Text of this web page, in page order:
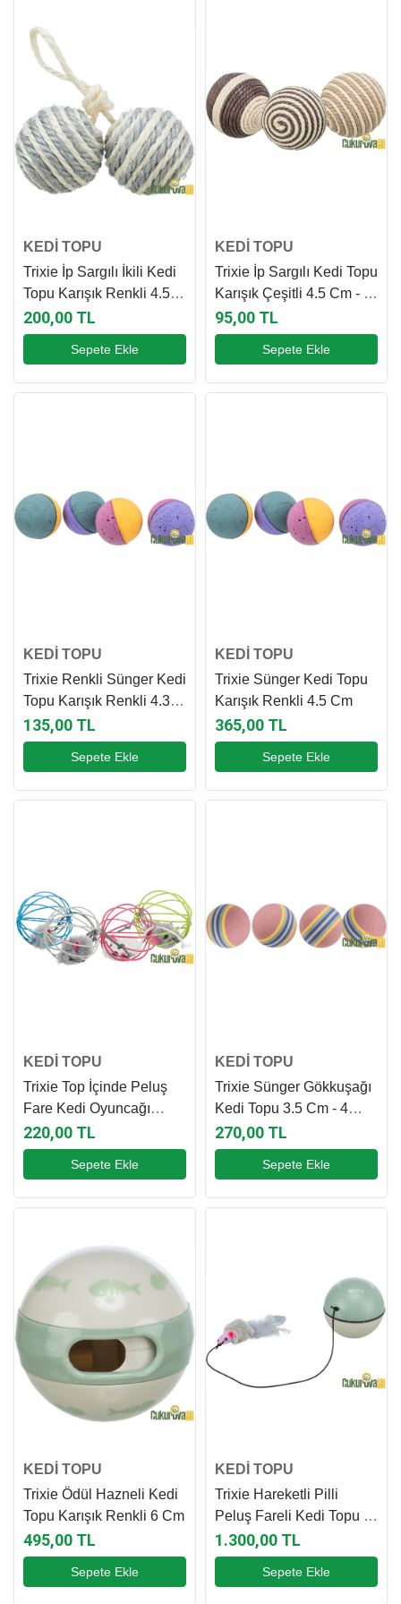
KEDİ TOPU
Trixie İp Sargılı İkili Kedi
Topu Karışık Renkli 4.5
Cm
200,00 TL
Sepete Ekle
KEDİ TOPU
Trixie İp Sargılı Kedi Topu
Karışık Çeşitli 4.5 Cm - 1
Adet
95,00 TL
Sepete Ekle
KEDİ TOPU
Trixie Renkli Sünger Kedi
Topu Karışık Renkli 4.3
Cm - 1 Adet
135,00 TL
Sepete Ekle
KEDİ TOPU
Trixie Sünger Kedi Topu
Karışık Renkli 4.5 Cm
365,00 TL
Sepete Ekle
KEDİ TOPU
Trixie Top İçinde Peluş
Fare Kedi Oyuncağı
Karışık Renkli 6 Cm - 1
Adet
220,00 TL
Sepete Ekle
KEDİ TOPU
Trixie Sünger Gökkuşağı
Kedi Topu 3.5 Cm - 4
Adet
270,00 TL
Sepete Ekle
KEDİ TOPU
Trixie Ödül Hazneli Kedi
Topu Karışık Renkli 6 Cm
495,00 TL
Sepete Ekle
KEDİ TOPU
Trixie Hareketli Pilli
Peluş Fareli Kedi Topu 9
Cm
1.300,00 TL
Sepete Ekle